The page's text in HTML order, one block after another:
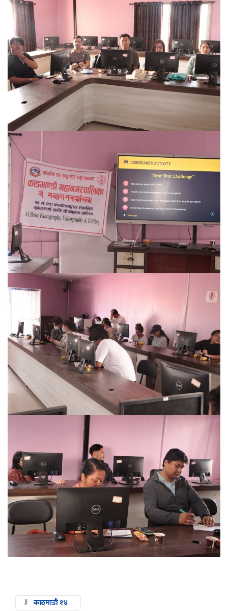
# काठमाडौं १४